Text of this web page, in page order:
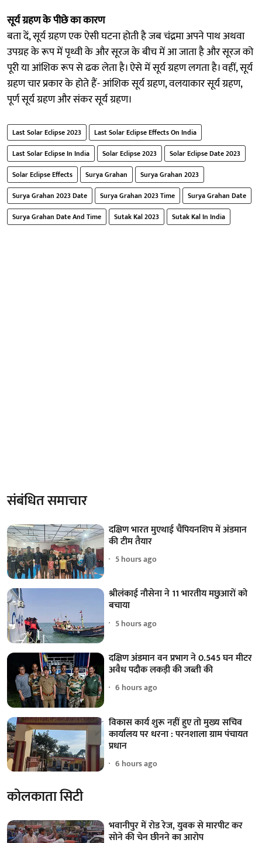
सूर्य ग्रहण के पीछे का कारण
बता दें, सूर्य ग्रहण एक ऐसी घटना होती है जब चंद्रमा अपने पाथ अथवा
उपग्रह के रूप में पृथ्वी के और सूरज के बीच में आ जाता है और सूरज को
पूरी या आंशिक रूप से ढक लेता है। ऐसे में सूर्य ग्रहण लगता है। वहीं, सूर्य
ग्रहण चार प्रकार के होते हैं- आंशिक सूर्य ग्रहण, वलयाकार सूर्य ग्रहण,
पूर्ण सूर्य ग्रहण और संकर सूर्य ग्रहण।
Last Solar Eclipse 2023
Last Solar Eclipse Effects On India
Last Solar Eclipse In India
Solar Eclipse 2023
Solar Eclipse Date 2023
Solar Eclipse Effects
Surya Grahan
Surya Grahan 2023
Surya Grahan 2023 Date
Surya Grahan 2023 Time
Surya Grahan Date
Surya Grahan Date And Time
Sutak Kal 2023 Sutak Kal In India
संबंधित समाचार
दक्षिण भारत मुएथाई चैंपियनशिप में अंडमान
की टीम तैयार
5 hours ago
श्रीलंकाई नौसेना ने 11 भारतीय मछुआरों को
बचाया
5 hours ago
दक्षिण अंडमान वन प्रभाग ने 0.545 घन मीटर
अवैध पदौक लकड़ी की जब्ती की
6 hours ago
विकास कार्य शुरू नहीं हुए तो मुख्य सचिव
कार्यालय पर धरना : परनशाला ग्राम पंचायत
प्रधान
6 hours ago
कोलकाता सिटी
भवानीपुर में रोड रेज, युवक से मारपीट कर
सोने की चेन छीनने का आरोप